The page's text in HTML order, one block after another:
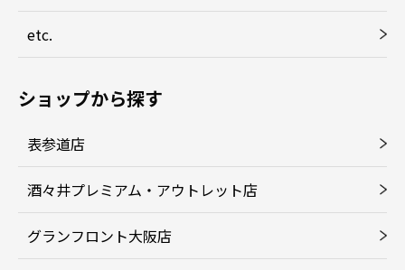
etc.
ショップから探す
表参道店
酒々井プレミアム・アウトレット店
グランフロント大阪店